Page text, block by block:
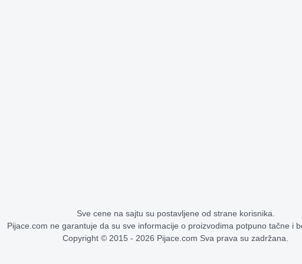
Sve cene na sajtu su postavljene od strane korisnika.
Pijace.com ne garantuje da su sve informacije o proizvodima potpuno tačne i
Copyright © 2015 - 2026 Pijace.com Sva prava su zadržana.